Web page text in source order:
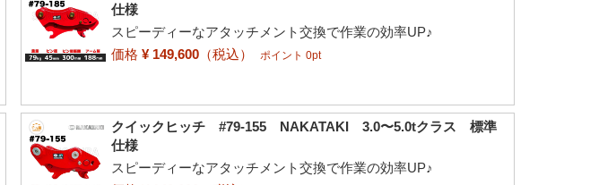
仕様
スピーディーなアタッチメント交換で作業の効率UP♪
価格 ¥ 149,600 （税込） ポイント 0pt
クイックヒッチ #79-155 NAKATAKI 3.0〜5.0tクラス 標準
仕様
スピーディーなアタッチメント交換で作業の効率UP♪